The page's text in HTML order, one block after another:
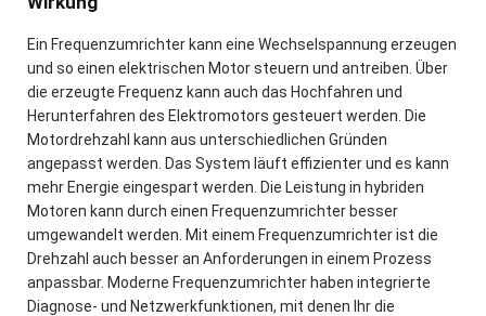
Ein Frequenzumrichter kann eine Wechselspannung erzeugen
und so einen elektrischen Motor steuern und antreiben. Über
die erzeugte Frequenz kann auch das Hochfahren und
Herunterfahren des Elektromotors gesteuert werden. Die
Motordrehzahl kann aus unterschiedlichen Gründen
angepasst werden. Das System läuft effizienter und es kann
mehr Energie eingespart werden. Die Leistung in hybriden
Motoren kann durch einen Frequenzumrichter besser
umgewandelt werden. Mit einem Frequenzumrichter ist die
Drehzahl auch besser an Anforderungen in einem Prozess
anpassbar. Moderne Frequenzumrichter haben integrierte
Diagnose- und Netzwerkfunktionen, mit denen Ihr die